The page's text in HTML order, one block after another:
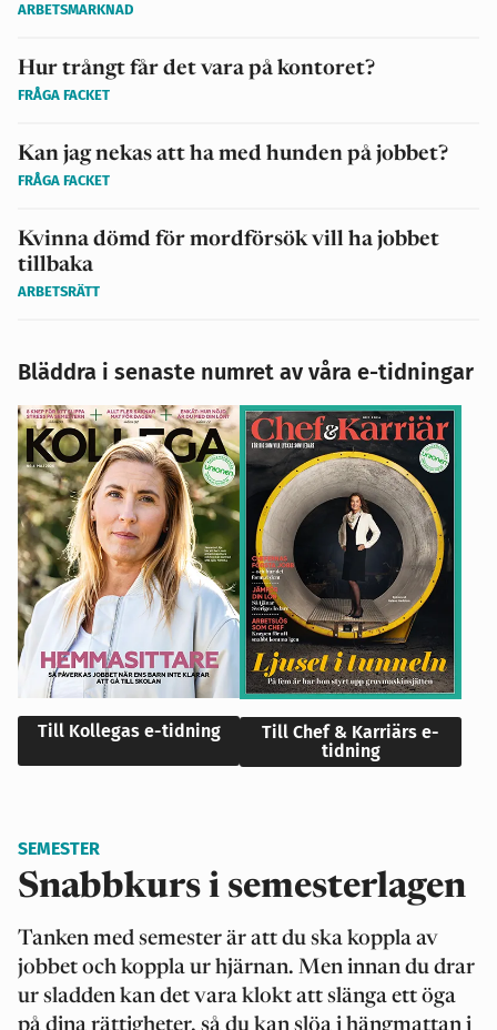
ARBETSMARKNAD
Hur trångt får det vara på kontoret?
FRÅGA FACKET
Kan jag nekas att ha med hunden på jobbet?
FRÅGA FACKET
Kvinna dömd för mordförsök vill ha jobbet
tillbaka
ARBETSRÄTT
Bläddra i senaste numret av våra e-tidningar
Till Kollegas e-tidning
Till Chef & Karriärs e-
tidning
SEMESTER
Snabbkurs i semesterlagen
Tanken med semester är att du ska koppla av
jobbet och koppla ur hjärnan. Men innan du drar
ur sladden kan det vara klokt att slänga ett öga